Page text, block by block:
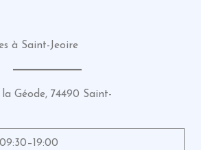
à Saint-Jeoire
Géode, 74490 Saint-
09:30–19:00